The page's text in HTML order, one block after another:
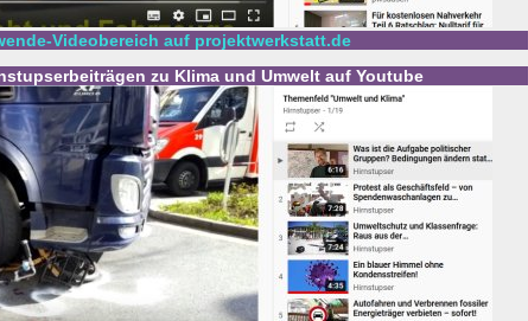
Videobereich auf projektwerkstatt.de
zu Klima und Umwelt auf Youtube